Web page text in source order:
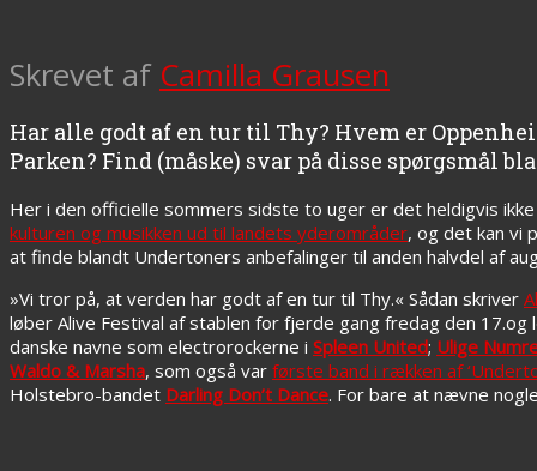
Skrevet af Camilla Grausen
Har alle godt af en tur til Thy? Hvem er
Parken? Find (måske) svar på disse spørgsmål
Her i den officielle sommers sidste to uger er det heldigvis
kulturen og musikken ud til landets yderområder, og det kan vi
at finde blandt Undertoners anbefalinger til anden halvdel af
»Vi tror på, at verden har godt af en tur til Thy.« Sådan skriver
løber Alive Festival af stablen for fjerde gang fredag den
danske navne som electrorockerne i Spleen United; Ulige
Waldo & Marsha, som også var første band i rækken af
Holstebro-bandet Darling Don’t Dance. For bare at nævne